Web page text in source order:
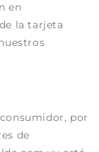
en
la tarjeta
por
de